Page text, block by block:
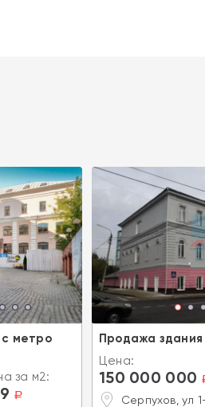
метро
за м2:
a
Продажа здания
Цена:
150 000 000
Серпухов, ул